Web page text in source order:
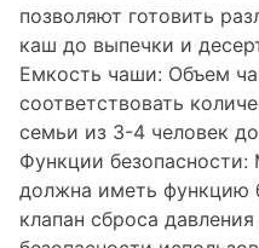
позволяют готовить
каш до выпечки и
Емкость чаши: Объем
соответствовать
семьи из 3-4 человек
Функции безопасности:
должна иметь функцию
клапан сброса